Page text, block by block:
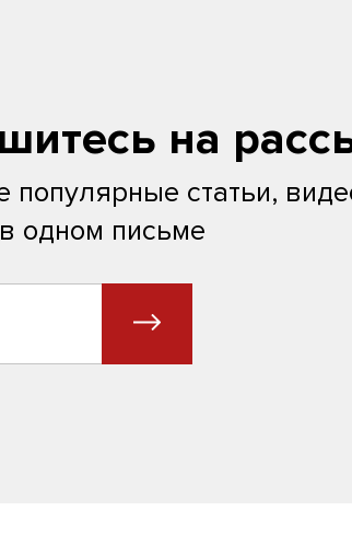
на
популярные статьи,
одном письме